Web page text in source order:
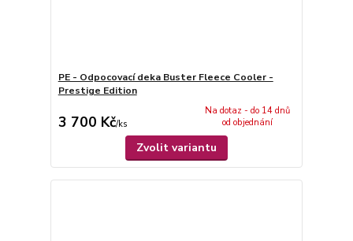
PE - Odpocovací deka Buster Fleece Cooler -
Prestige Edition
3 700 Kč/ks
Na dotaz - do 14 dnů
od objednání
Zvolit variantu